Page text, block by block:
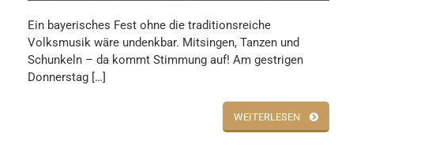
Ein bayerisches Fest ohne die traditionsreiche
Volksmusik wäre undenkbar. Mitsingen, Tanzen und
Schunkeln – da kommt Stimmung auf! Am gestrigen
Donnerstag […]
WEITERLESEN